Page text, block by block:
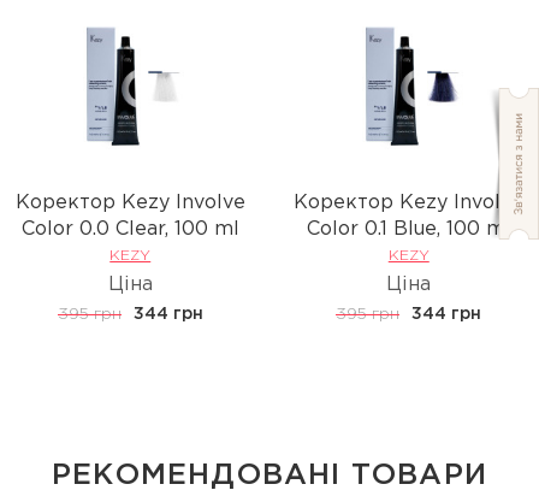
Коректор Kezy Involve
Сolor 0.0 Clear, 100 ml
KEZY
Ціна
395 грн 344 грн
Коректор Kezy Involve
Сolor 0.1 Blue, 100 ml
KEZY
Ціна
395 грн 344 грн
РЕКОМЕНДОВАНІ ТОВАРИ